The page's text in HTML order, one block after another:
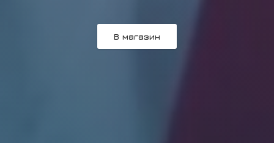
В магазин